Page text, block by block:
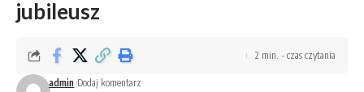
jubileusz
admin Dodaj komentarz
2 min. - czas czytania